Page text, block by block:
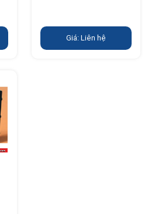
Giá: Liên hệ